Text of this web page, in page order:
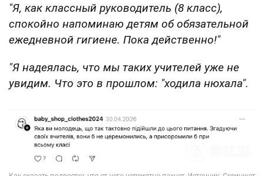
"Я, как классный руководитель (8 класс),
спокойно напоминаю детям об обязательной
ежедневной гигиене. Пока действенно!"
"Я надеялась, что мы таких учителей уже не
увидим. Что это в прошлом: "ходила нюхала".